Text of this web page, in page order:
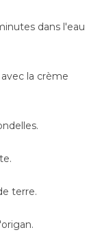
dans l'eau
la crème
terre.